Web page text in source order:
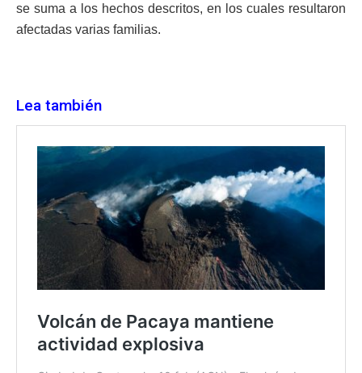
se suma a los hechos descritos, en los cuales resultaron
afectadas varias familias.
Lea también